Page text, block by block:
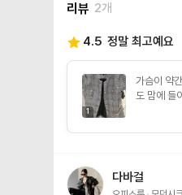
리뷰 2개
4.5 정말 최고예요
1
가슴이 약
도 맘에 들
다바걸